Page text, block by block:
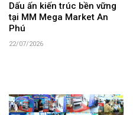
Dấu ấn kiến trúc bền vững
tại MM Mega Market An
Phú
22/07/2026